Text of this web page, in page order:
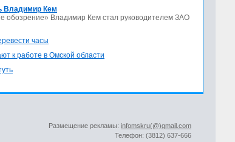
Владимир Кем
обозрение» Владимир Кем стал руководителем ЗАО
часы
к работе в Омской области
Размещение рекламы: infomskru(@)gmail.com
Телефон: (3812) 637-666